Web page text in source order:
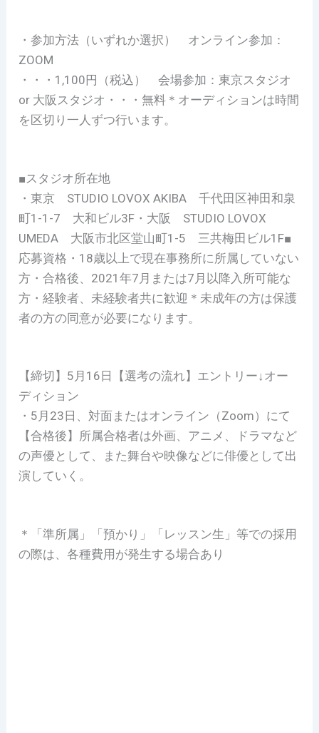
・参加方法（いずれか選択） オンライン参加：
ZOOM
・・・1,100円（税込） 会場参加：東京スタジオ
or 大阪スタジオ・・・無料＊オーディションは時間
を区切り一人ずつ行います。
■スタジオ所在地
・東京 STUDIO LOVOX AKIBA 千代田区神田和泉
町1-1-7 大和ビル3F・大阪 STUDIO LOVOX
UMEDA 大阪市北区堂山町1-5 三共梅田ビル1F■
応募資格・18歳以上で現在事務所に所属していない
方・合格後、2021年7月または7月以降入所可能な
方・経験者、未経験者共に歓迎＊未成年の方は保護
者の方の同意が必要になります。
【締切】5月16日【選考の流れ】エントリー↓オー
ディション
・5月23日、対面またはオンライン（Zoom）にて
【合格後】所属合格者は外画、アニメ、ドラマなど
の声優として、また舞台や映像などに俳優として出
演していく。
＊「準所属」「預かり」「レッスン生」等での採用
の際は、各種費用が発生する場合あり